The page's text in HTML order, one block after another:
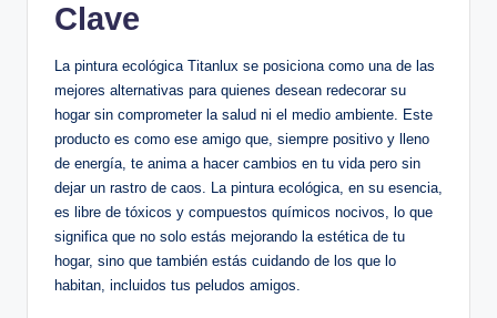
Clave
La pintura ecológica Titanlux se posiciona como una de las
mejores alternativas para quienes desean redecorar su
hogar sin comprometer la salud ni el medio ambiente. Este
producto es como ese amigo que, siempre positivo y lleno
de energía, te anima a hacer cambios en tu vida pero sin
dejar un rastro de caos. La pintura ecológica, en su esencia,
es libre de tóxicos y compuestos químicos nocivos, lo que
significa que no solo estás mejorando la estética de tu
hogar, sino que también estás cuidando de los que lo
habitan, incluidos tus peludos amigos.